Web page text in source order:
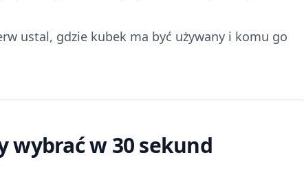
ustal, gdzie kubek ma być używany i komu go
wybrać w 30 sekund